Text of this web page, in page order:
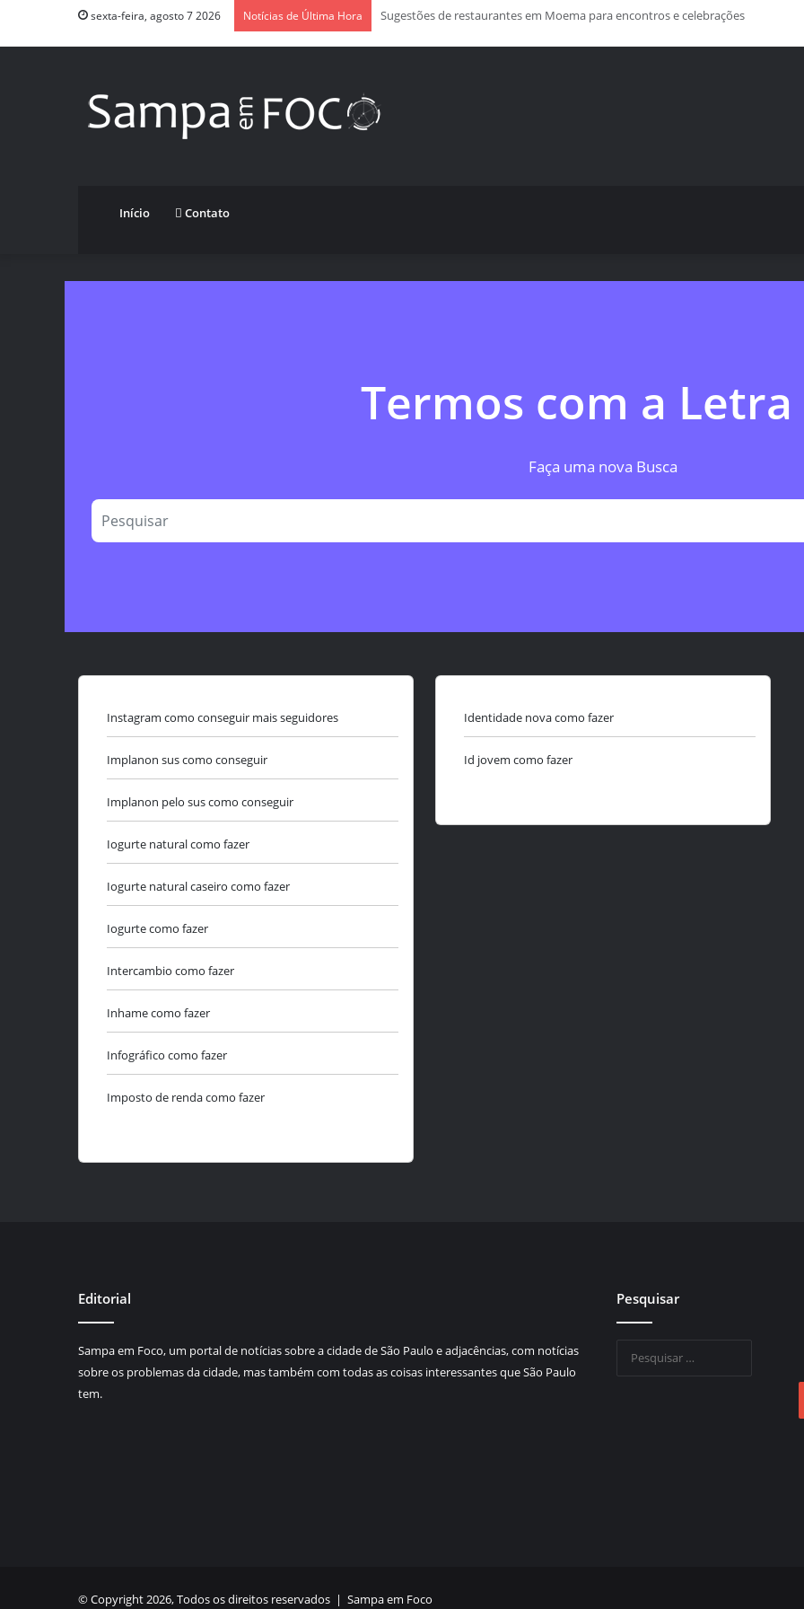
sexta-feira, agosto 7 2026 Notícias de Última Hora Apps de treino personalizado crescem no Brasil e impulsionam modelo de
Início Contato
Termos com a Letra
Faça uma nova Busca
Instagram como conseguir mais seguidores
Implanon sus como conseguir
Implanon pelo sus como conseguir
Iogurte natural como fazer
Iogurte natural caseiro como fazer
Iogurte como fazer
Intercambio como fazer
Inhame como fazer
Infográfico como fazer
Imposto de renda como fazer
Identidade nova como fazer
Id jovem como fazer
Editorial
Sampa em Foco, um portal de notícias sobre a cidade de São Paulo e adjacências, com notícias
sobre os problemas da cidade, mas também com todas as coisas interessantes que São Paulo
tem.
Pesquisar
por:
© Copyright 2026, Todos os direitos reservados | Sampa em Foco